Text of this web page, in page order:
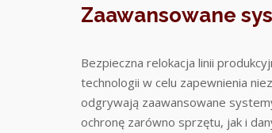
Zaawansowane
Bezpieczna relokacja linii
technologii w celu zapewnienia
odgrywają zaawansowane
ochronę zarówno sprzętu, jak i